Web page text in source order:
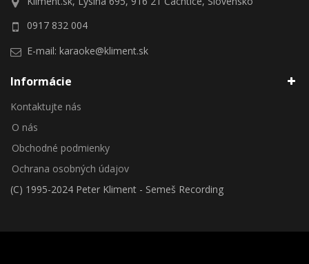
0917 832 004
E-mail: karaoke@kliment.sk
Informácie
Kontaktujte nás
O nás
Obchodné podmienky
Ochrana osobných údajov
(C) 1995-2024 Peter Kliment - Semeš Recording